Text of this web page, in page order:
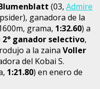
(03, Admire
ganadora de la
grama, 1:32.60) a
2° ganador selectivo,
a la zaina Voller
del Kobai S.
1:21.80) en enero de